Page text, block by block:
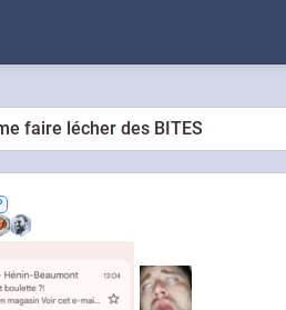
faire lécher des BITES